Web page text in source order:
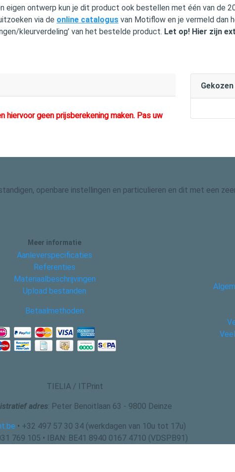
eigen ontwerp kun je dit product ook bestellen met één van de
via de online catalogus van Motiflow en je vermeld dan
kleurverdeling’ van het bestelde product. Let op! Hier zijn
hiervoor geen prijsberekening maken. Pas uw
openbare instellingen en particulieren en dit met een
Meer informatie
Aanleverspecificaties
Referenties
Materiaalbeschrijvingen
Upload bestanden
Betaalmethoden
TIELIA / ITPrint
adres: Peter Benoitlaan 63 - 9800 Deinze
• +32 497 57 30 34 (werkdagen van 10u tot 17u)
769 105 • IBAN: BE41 8940 0167 4710 (VDSPB91)